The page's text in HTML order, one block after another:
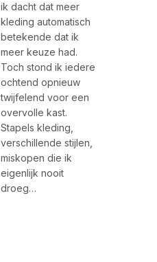
ik dacht dat meer
kleding automatisch
betekende dat ik
meer keuze had.
Toch stond ik iedere
ochtend opnieuw
twijfelend voor een
overvolle kast.
Stapels kleding,
verschillende stijlen,
miskopen die ik
eigenlijk nooit
droeg…